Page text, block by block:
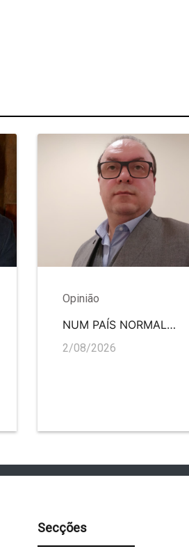
Opinião
NUM PAÍS NORMAL…
2/08/2026
Secções